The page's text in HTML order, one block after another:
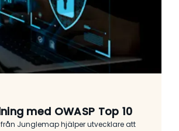
med OWASP Top 10
från Junglemap hjälper utvecklare att